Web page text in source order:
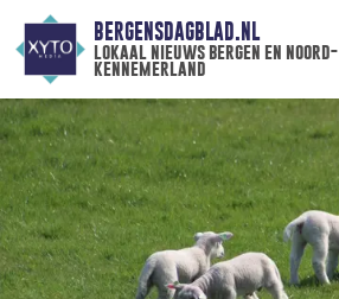
BERGENSDAGBLAD.NL
lokaal nieuws bergen en noord-
kennemerland